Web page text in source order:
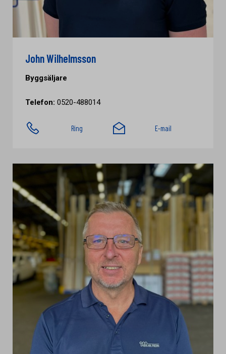
John Wilhelmsson
Byggsäljare
Telefon: 0520-488014
Ring E-mail